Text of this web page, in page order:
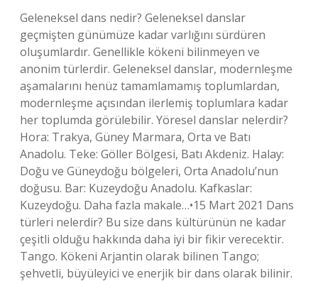
Geleneksel dans nedir? Geleneksel danslar
geçmişten günümüze kadar varlığını sürdüren
oluşumlardır. Genellikle kökeni bilinmeyen ve
anonim türlerdir. Geleneksel danslar, modernleşme
aşamalarını henüz tamamlamamış toplumlardan,
modernleşme açısından ilerlemiş toplumlara kadar
her toplumda görülebilir. Yöresel danslar nelerdir?
Hora: Trakya, Güney Marmara, Orta ve Batı
Anadolu. Teke: Göller Bölgesi, Batı Akdeniz. Halay:
Doğu ve Güneydoğu bölgeleri, Orta Anadolu’nun
doğusu. Bar: Kuzeydoğu Anadolu. Kafkaslar:
Kuzeydoğu. Daha fazla makale…•15 Mart 2021 Dans
türleri nelerdir? Bu size dans kültürünün ne kadar
çeşitli olduğu hakkında daha iyi bir fikir verecektir.
Tango. Kökeni Arjantin olarak bilinen Tango;
şehvetli, büyüleyici ve enerjik bir dans olarak bilinir.